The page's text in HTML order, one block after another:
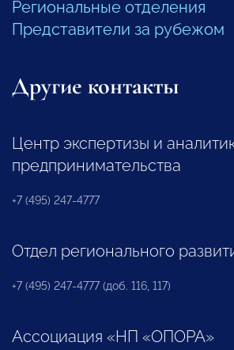
Региональные отделения
Представители за рубежом
Другие контакты
Центр экспертизы и
предпринимательства
+7 (495) 247-4777
Отдел регионального
+7 (495) 247-4777 (доб. 116, 117)
Ассоциация «НП «ОПОРА»